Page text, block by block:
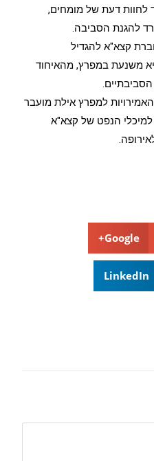
לחוות דעת של מומחים,
להגנת הסביבה.
קצא"א להגדיל
משנעת במפרץ, מהאיחוד
למפרץ אילת מועבר
למיכלי הנפט של קצא"א
Google+
LinkedIn